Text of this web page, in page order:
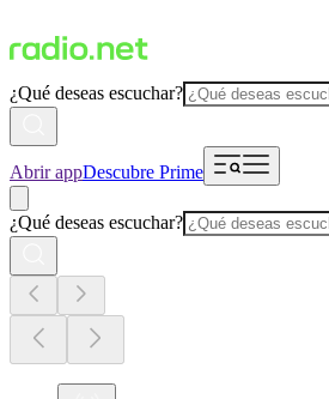
¿Qué deseas escuchar?
Abrir appDescubre Prime
¿Qué deseas escuchar?